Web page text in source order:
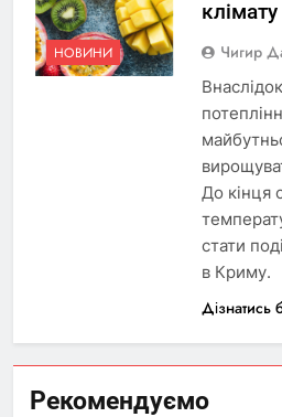
НОВИНИ
клімату
Чигир
До кінця
стати
в Криму.
Дізнатись
Рекомендуємо